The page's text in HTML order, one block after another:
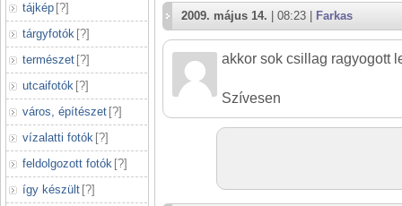
tájkép [?]
tárgyfotók [?]
természet [?]
utcaifotók [?]
város, építészet [?]
vízalatti fotók [?]
feldolgozott fotók [?]
így készült [?]
2009. május 14. | 08:23 | Farkas
akkor sok csillag ragyogott
Szívesen